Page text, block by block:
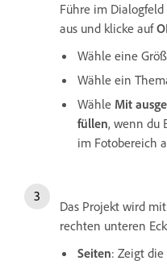
Führe im Dialogfeld
aus und klicke auf
Wähle eine
Wähle ein
Wähle Mit
füllen, wenn du
im Fotobereich
Das Projekt wird
rechten unteren
Seiten: Zeigt